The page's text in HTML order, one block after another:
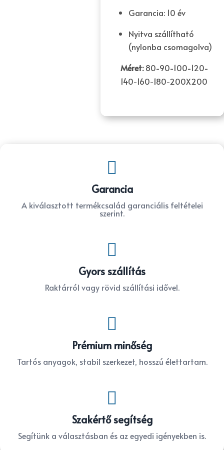
Garancia: 10 év
Nyitva szállítható
(nylonba csomagolva)
Méret:80-90-100-120-
140-160-180-200X200

Garancia
A kiválasztott termékcsalád garanciális feltételei
szerint.

Gyors szállítás
Raktárról vagy rövid szállítási idővel.

Prémium minőség
Tartós anyagok, stabil szerkezet, hosszú élettartam.

Szakértő segítség
Segítünk a választásban és az egyedi igényekben is.